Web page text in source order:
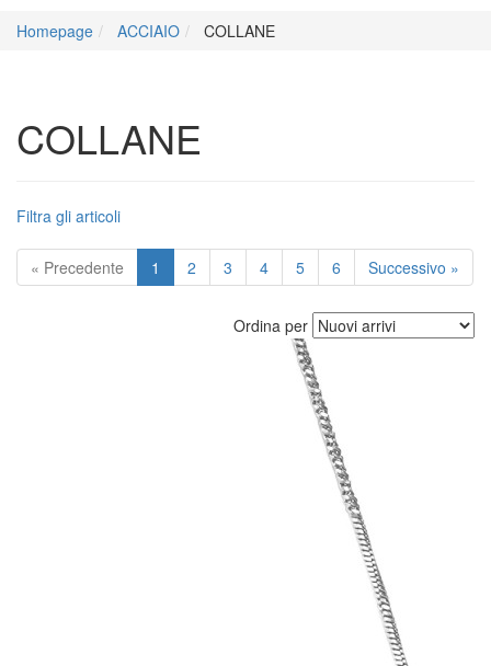
Homepage ACCIAIO COLLANE
COLLANE
Filtra gli articoli
« Precedente 1 2 3 4 5 6 Successivo »
Ordina per